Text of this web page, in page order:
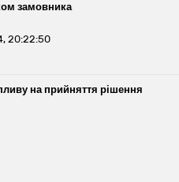
замовника
20:22:50
на прийняття рішення